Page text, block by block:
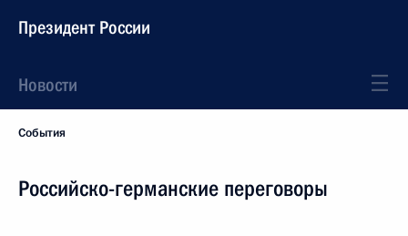
Президент России
Новости
События
Российско-германские переговоры